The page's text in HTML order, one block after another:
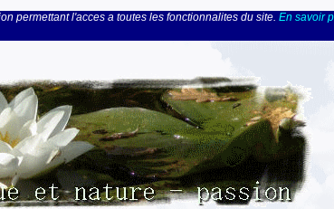
permettant l'acces a toutes les fonctionnalites du site. En savoir